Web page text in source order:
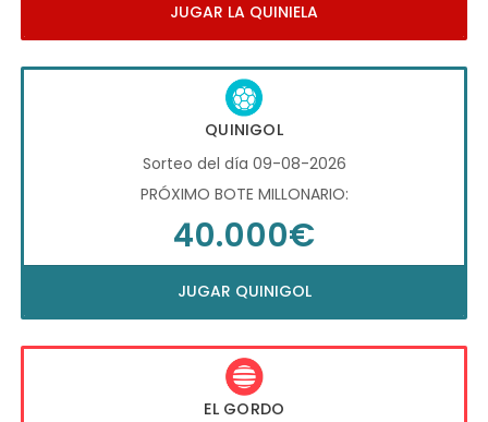
JUGAR LA QUINIELA
QUINIGOL
Sorteo del día 09-08-2026
PRÓXIMO BOTE MILLONARIO:
40.000€
JUGAR QUINIGOL
EL GORDO